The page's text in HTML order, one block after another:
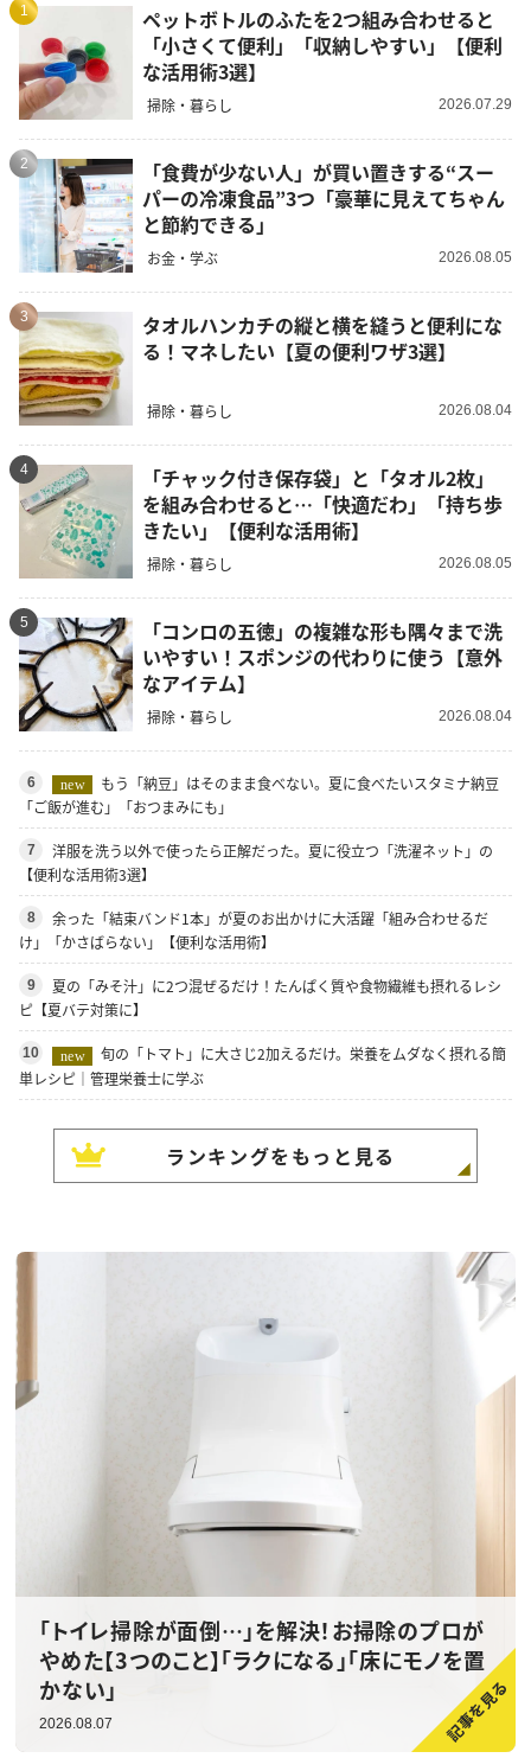
1
ペットボトルのふたを2つ組み合わせると
「小さくて便利」「収納しやすい」【便利
な活用術3選】
掃除・暮らし 2026.07.29
2
「食費が少ない人」が買い置きする“スー
パーの冷凍食品”3つ「豪華に見えてちゃん
と節約できる」
お金・学ぶ 2026.08.05
3
タオルハンカチの縦と横を縫うと便利にな
る！マネしたい【夏の便利ワザ3選】
掃除・暮らし 2026.08.04
4
「チャック付き保存袋」と「タオル2枚」
を組み合わせると…「快適だわ」「持ち歩
きたい」【便利な活用術】
掃除・暮らし 2026.08.05
5
「コンロの五徳」の複雑な形も隅々まで洗
いやすい！スポンジの代わりに使う【意外
なアイテム】
掃除・暮らし 2026.08.04
6 new
もう「納豆」はそのまま食べない。夏に食べたいスタミナ納豆
「ご飯が進む」「おつまみにも」
7
洋服を洗う以外で使ったら正解だった。夏に役立つ「洗濯ネット」の
【便利な活用術3選】
8
余った「結束バンド1本」が夏のお出かけに大活躍「組み合わせるだ
け」「かさばらない」【便利な活用術】
9
夏の「みそ汁」に2つ混ぜるだけ！たんぱく質や食物繊維も摂れるレシ
ピ【夏バテ対策に】
10 new
旬の「トマト」に大さじ2加えるだけ。栄養をムダなく摂れる簡
単レシピ｜管理栄養士に学ぶ
ランキングをもっと見る
「トイレ掃除が面倒…」を解決！お掃除のプロが
やめた【3つのこと】「ラクになる」「床にモノを置
かない」
2026.08.07